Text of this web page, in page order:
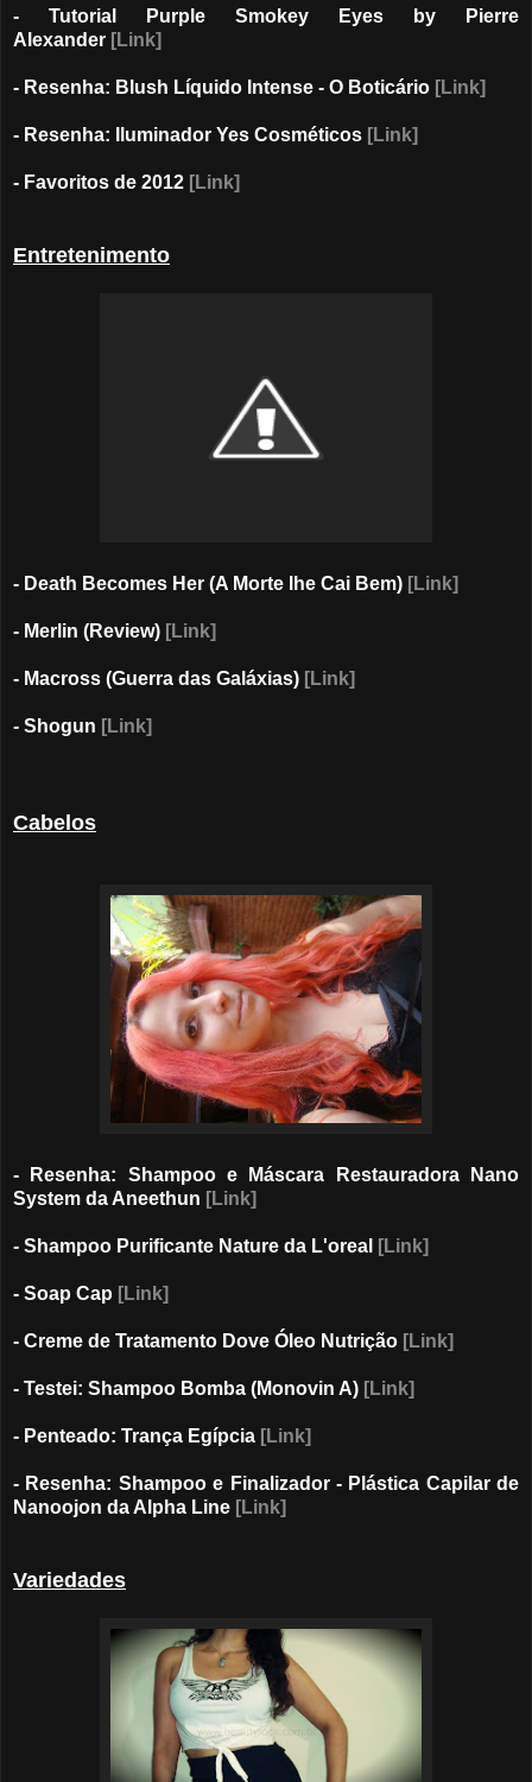
- Tutorial Purple Smokey Eyes by Pierre
Alexander [Link]
- Resenha: Blush Líquido Intense - O Boticário [Link]
- Resenha: Iluminador Yes Cosméticos [Link]
- Favoritos de 2012 [Link]
Entretenimento
- Death Becomes Her (A Morte lhe Cai Bem) [Link]
- Merlin (Review) [Link]
- Macross (Guerra das Galáxias) [Link]
- Shogun [Link]
Cabelos
- Resenha: Shampoo e Máscara Restauradora Nano
System da Aneethun [Link]
- Shampoo Purificante Nature da L'oreal [Link]
- Soap Cap [Link]
- Creme de Tratamento Dove Óleo Nutrição [Link]
- Testei: Shampoo Bomba (Monovin A) [Link]
- Penteado: Trança Egípcia [Link]
- Resenha: Shampoo e Finalizador - Plástica Capilar de
Nanoojon da Alpha Line [Link]
Variedades